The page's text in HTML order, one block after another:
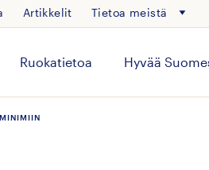
Artikkelit Tietoa meistä
Ruokatietoa Hyvää